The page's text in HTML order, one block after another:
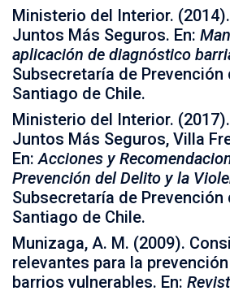
Ministerio del Interior.
Juntos Más Seguros. En:
aplicación de diagnóstico
Subsecretaría de Prevención
Santiago de Chile.
Ministerio del Interior.
Juntos Más Seguros, Villa
En:Acciones y
Prevención del Delito y la
Subsecretaría de Prevención
Santiago de Chile.
Munizaga, A. M. (2009).
relevantes para la
barrios vulnerables. En: